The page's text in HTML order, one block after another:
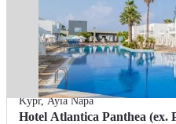
Kypr,Ayia Napa
Hotel Atlantica Panthea (ex.